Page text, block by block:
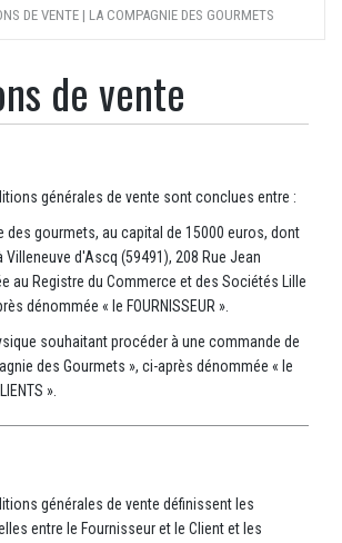
DE VENTE | LA COMPAGNIE DES GOURMETS
de vente
générales de vente sont conclues entre :
des gourmets, au capital de 15000 euros, dont
Villeneuve d'Ascq (59491), 208 Rue Jean
au Registre du Commerce et des Sociétés Lille
dénommée « le FOURNISSEUR ».
souhaitant procéder à une commande de
des Gourmets », ci-après dénommée « le
».
générales de vente définissent les
entre le Fournisseur et le Client et les